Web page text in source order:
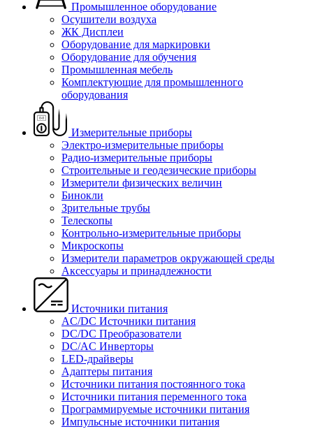
Промышленное оборудование
Осушители воздуха
ЖК Дисплеи
Оборудование для маркировки
Оборудование для обучения
Промышленная мебель
Комплектующие для промышленного
оборудования
Измерительные приборы
Электро-измерительные приборы
Радио-измерительные приборы
Строительные и геодезические приборы
Измерители физических величин
Бинокли
Зрительные трубы
Телескопы
Контрольно-измерительные приборы
Микроскопы
Измерители параметров окружающей среды
Аксессуары и принадлежности
Источники питания
AC/DC Источники питания
DC/DC Преобразователи
DC/AC Инверторы
LED-драйверы
Адаптеры питания
Источники питания постоянного тока
Источники питания переменного тока
Программируемые источники питания
Импульсные источники питания